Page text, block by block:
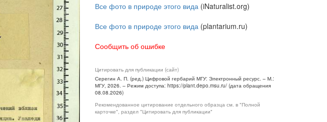
Все фото в природе этого вида (iNaturalist.org)
Все фото в природе этого вида (plantarium.ru)
Сообщить об ошибке
Цитировать для публикации (сайт)
Серегин А. П. (ред.) Цифровой гербарий МГУ: Электронный ресурс. – М.:
МГУ, 2026. – Режим доступа: https://plant.depo.msu.ru/ (дата обращения
08.08.2026)
Рекомендованное цитирование отдельного образца см. в "Полной
карточке", раздел "Цитировать для публикации"